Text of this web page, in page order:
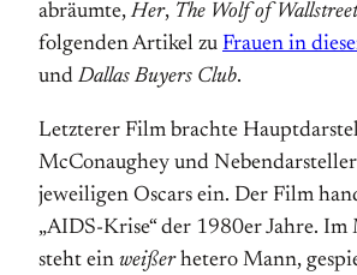
abräumte, Her, The Wolf of Wallstreet
folgenden Artikel zu Frauen in
und Dallas Buyers Club.
Letzterer Film brachte
McConaughey und
jeweiligen Oscars ein. Der Film
„AIDS-Krise“ der 1980er Jahre.
steht ein weißerhetero Mann,